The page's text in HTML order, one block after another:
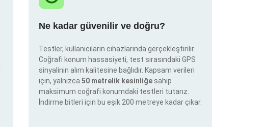
Ne kadar güvenilir ve doğru?
Testler, kullanıcıların cihazlarında gerçekleştirilir.
Coğrafi konum hassasiyeti, test sırasındaki GPS
sinyalinin alım kalitesine bağlıdır. Kapsam verileri
için, yalnızca 50 metrelik kesinliğe sahip
maksimum coğrafi konumdaki testleri tutarız.
İndirme bitleri için bu eşik 200 metreye kadar çıkar.